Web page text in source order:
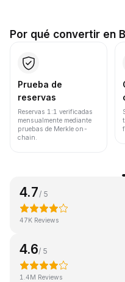
Por qué convertir en
Prueba de
reservas
Reservas 1:1 verificadas
mensualmente mediante
pruebas de Merkle on-
chain.
4.7/ 5
47K Reviews
4.6/ 5
1.4M Reviews